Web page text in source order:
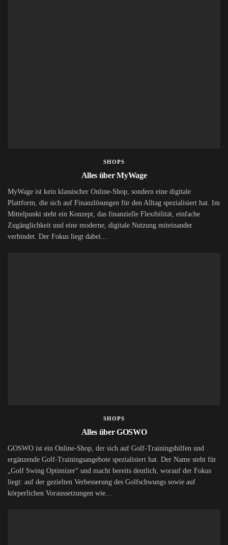
SHOPS
Alles über MyWage
MyWage ist kein klassischer Online-Shop, sondern eine digitale
Plattform, die sich auf Finanzlösungen für den Alltag spezialisiert hat. Im
Mittelpunkt steht ein Konzept, das finanzielle Flexibilität, einfache
Zugänglichkeit und eine moderne, digitale Nutzung miteinander
verbindet. Der Fokus liegt dabei...
SHOPS
Alles über GOSWO
GOSWO ist ein Online-Shop, der sich auf Golf-Trainingshilfen und
ergänzende Golf-Trainingsangebote spezialisiert hat. Der Name steht für
„Golf Swing Optimizer“ und macht bereits deutlich, worauf der Fokus
liegt: auf der gezielten Verbesserung des Golfschwungs sowie auf
körperlichen Voraussetzungen wie...